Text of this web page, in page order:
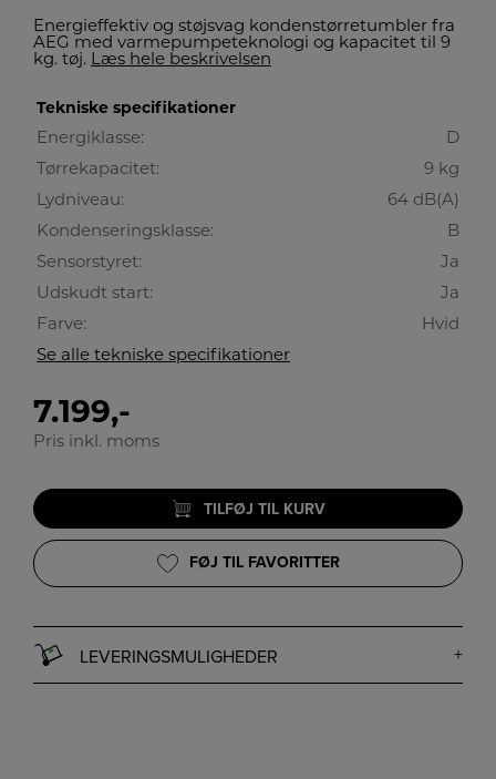
Energieffektiv og støjsvag kondenstørretumbler fra
AEG med varmepumpeteknologi og kapacitet til 9
kg. tøj. Læs hele beskrivelsen
Tekniske specifikationer
Energiklasse:
D
Tørrekapacitet:
9 kg
Lydniveau:
64 dB(A)
Kondenseringsklasse:
B
Sensorstyret:
Ja
Udskudt start:
Ja
Farve:
Hvid
Se alle tekniske specifikationer
7.199,-
Pris inkl. moms
TILFØJ TIL KURV
FØJ TIL FAVORITTER
LEVERINGSMULIGHEDER